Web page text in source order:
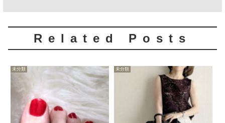
Related Posts
未分類 未分類